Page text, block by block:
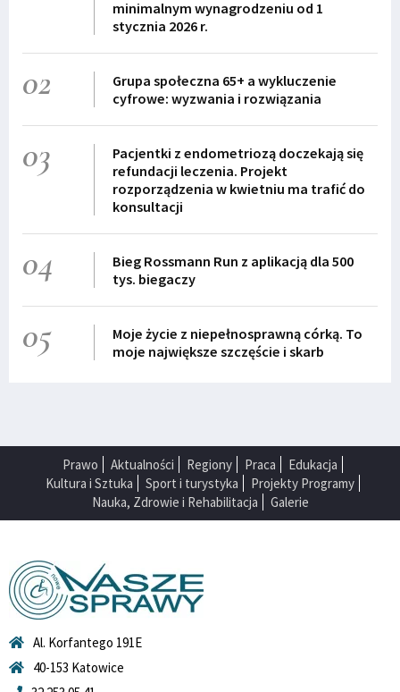
minimalnym wynagrodzeniu od 1
stycznia 2026 r.
02
Grupa społeczna 65+ a wykluczenie
cyfrowe: wyzwania i rozwiązania
03
Pacjentki z endometriozą doczekają się
refundacji leczenia. Projekt
rozporządzenia w kwietniu ma trafić do
konsultacji
04
Bieg Rossmann Run z aplikacją dla 500
tys. biegaczy
05
Moje życie z niepełnosprawną córką. To
moje największe szczęście i skarb
Prawo Aktualności Regiony Praca
Edukacja
Kultura i Sztuka
Sport i turystyka
Projekty Programy
Nauka, Zdrowie i Rehabilitacja
Galerie
Al. Korfantego 191E
40-153 Katowice